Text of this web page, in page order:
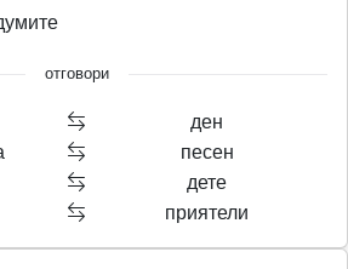
отговори
ден
песен
дете
приятели